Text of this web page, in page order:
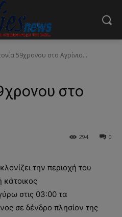
59χρονου στο Αγρίνιο...
στο
0
294
την περιοχή του
κάτοικος
στις 03:00 τα
σε δένδρο πλησίον της